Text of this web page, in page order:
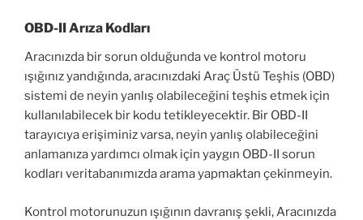
OBD-II Arıza Kodları
Aracınızda bir sorun olduğunda ve kontrol motoru
ışığınız yandığında, aracınızdaki Araç Üstü Teşhis (OBD)
sistemi de neyin yanlış olabileceğini teşhis etmek için
kullanılabilecek bir kodu tetikleyecektir. Bir OBD-II
tarayıcıya erişiminiz varsa, neyin yanlış olabileceğini
anlamanıza yardımcı olmak için yaygın OBD-II sorun
kodları veritabanımızda arama yapmaktan çekinmeyin.
Kontrol motorunuzun ışığının davranış şekli, Aracınızda